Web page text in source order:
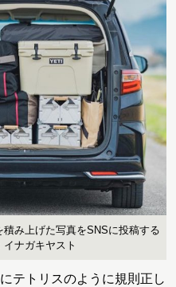
み上げた写真をSNSに投稿する
ナガキヤスト
テトリスのように規則正し